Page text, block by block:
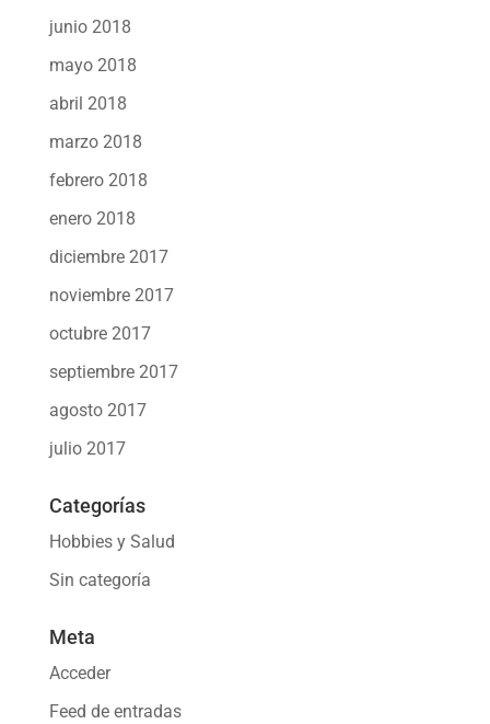
junio 2018
mayo 2018
abril 2018
marzo 2018
febrero 2018
enero 2018
diciembre 2017
noviembre 2017
octubre 2017
septiembre 2017
agosto 2017
julio 2017
Categorías
Hobbies y Salud
Sin categoría
Meta
Acceder
Feed de entradas